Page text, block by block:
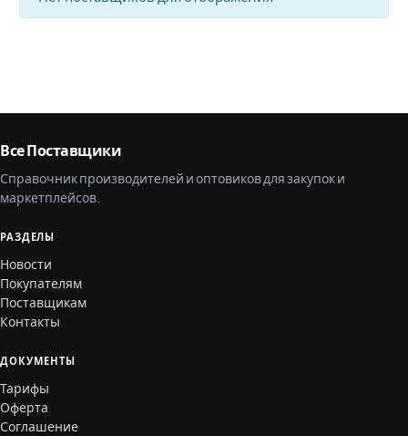
Все Поставщики
Справочник производителей и оптовиков для закупок и
маркетплейсов.
РАЗДЕЛЫ
Новости
Покупателям
Поставщикам
Контакты
ДОКУМЕНТЫ
Тарифы
Оферта
Соглашение